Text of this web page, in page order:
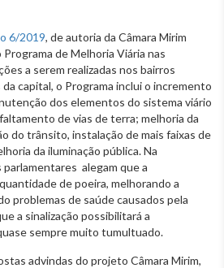
6/2019, de autoria da Câmara Mirim
de Melhoria Viária nas
a serem realizadas nos bairros
capital, o Programa inclui o incremento
dos elementos do sistema viário
de vias de terra; melhoria da
do trânsito, instalação de mais faixas de
da iluminação pública. Na
alegam que a
de poeira, melhorando a
problemas de saúde causados pela
a sinalização possibilitará a
sempre muito tumultuado.
advindas do projeto Câmara Mirim,